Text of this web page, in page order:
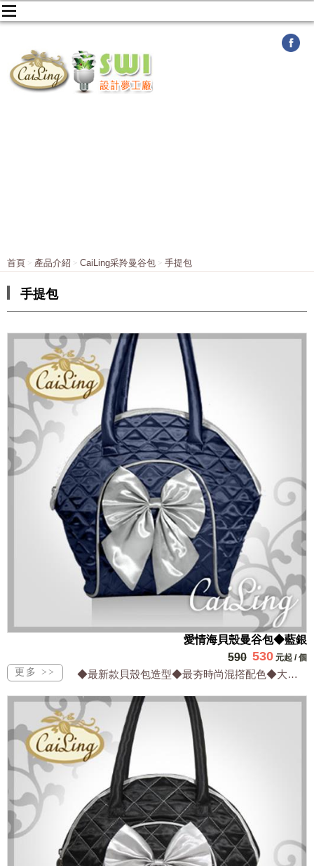
首頁 產品介紹 CaiLing采羚曼谷包 手提包
手提包
愛情海貝殼曼谷包◆藍銀
590 530 元起 /個
◆最新款貝殼包造型◆最夯時尚混撘配色◆大方實用兼顧流行◆設計出眾網路獨家